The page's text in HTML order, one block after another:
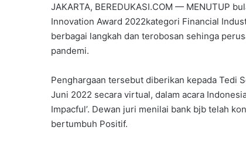
JAKARTA, BEREDUKASI.COM — MENUTUP
Innovation Award 2022kategori Financial
berbagai langkah dan terobosan sehinga
pandemi.
Penghargaan tersebut diberikan kepada Tedi
Juni 2022 secara virtual, dalam acara
Impacful’. Dewan juri menilai bank bjb telah
bertumbuh Positif.